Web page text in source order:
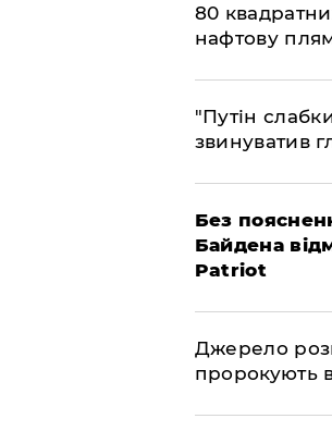
​80
нафтову
"Путін
звинуватив
​Без
Байдена
Patriot
​Джерело
пророкують